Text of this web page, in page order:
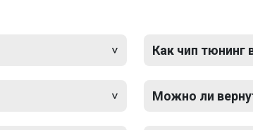
Как чип тюнинг
Можно ли